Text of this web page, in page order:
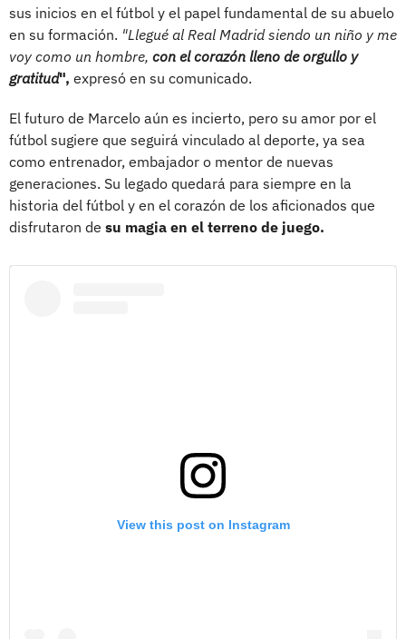
sus inicios en el fútbol y el papel fundamental de su abuelo
en su formación. "Llegué al Real Madrid siendo un niño y me
voy como un hombre, con el corazón lleno de orgullo y
gratitud", expresó en su comunicado.
El futuro de Marcelo aún es incierto, pero su amor por el
fútbol sugiere que seguirá vinculado al deporte, ya sea
como entrenador, embajador o mentor de nuevas
generaciones. Su legado quedará para siempre en la
historia del fútbol y en el corazón de los aficionados que
disfrutaron de su magia en el terreno de juego.
View this post on Instagram